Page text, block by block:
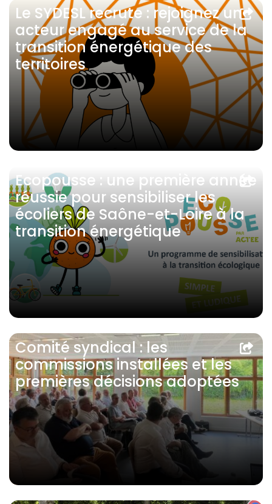
Le SYDESL recrute : rejoignez un
acteur engagé au service de la
transition énergétique des
territoires
Ecopousse : une première année
réussie pour sensibiliser les
écoliers de Saône-et-Loire à la
transition énergétique
Comité syndical : les
commissions installées et les
premières décisions adoptées